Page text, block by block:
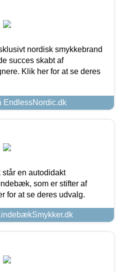
nordisk smykkebrand
succes skabt af
Klik her for at se deres
EndlessNordic.dk
en autodidakt
som er stifter af
for at se deres udvalg.